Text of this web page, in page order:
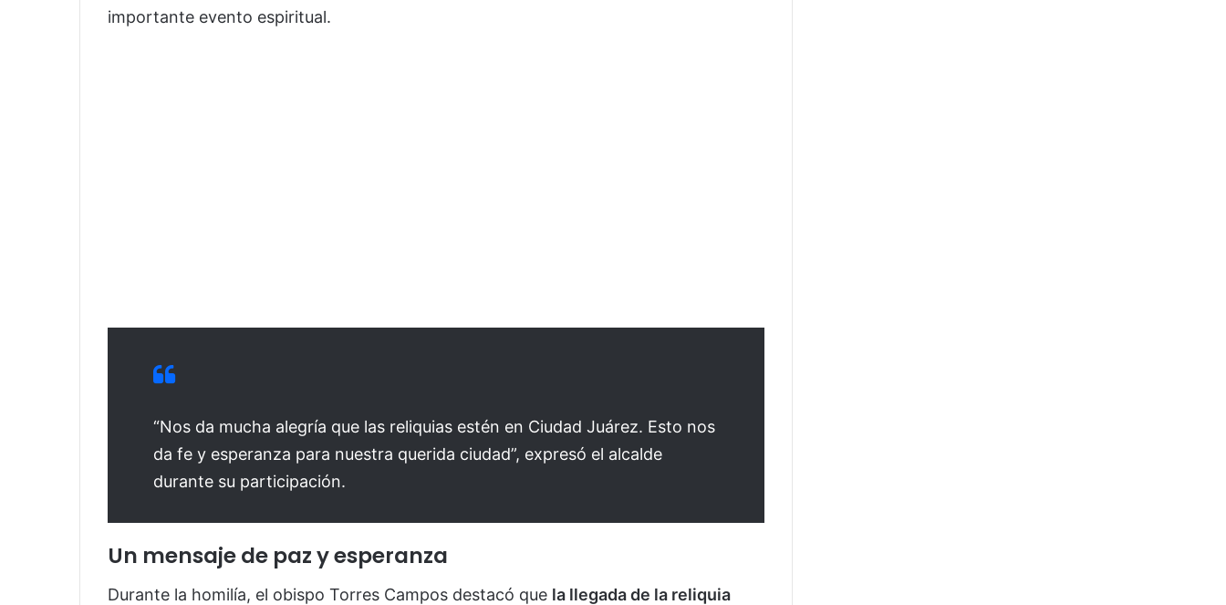
importante evento espiritual.
“Nos da mucha alegría que las reliquias estén en Ciudad Juárez. Esto nos
da fe y esperanza para nuestra querida ciudad”, expresó el alcalde
durante su participación.
Un mensaje de paz y esperanza
Durante la homilía, el obispo Torres Campos destacó que la llegada de la reliquia